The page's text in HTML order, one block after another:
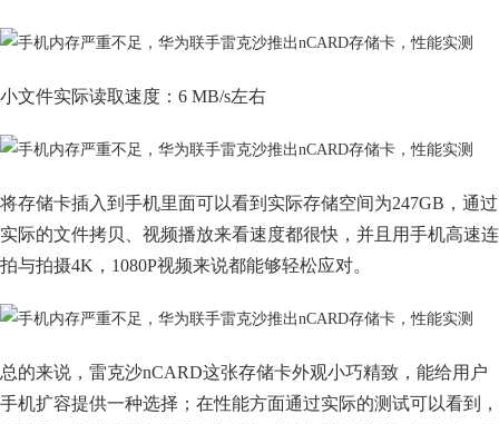
小文件实际读取速度：6 MB/s左右
将存储卡插入到手机里面可以看到实际存储空间为247GB，通过
实际的文件拷贝、视频播放来看速度都很快，并且用手机高速连
拍与拍摄4K，1080P视频来说都能够轻松应对。
总的来说，雷克沙nCARD这张存储卡外观小巧精致，能给用户
手机扩容提供一种选择；在性能方面通过实际的测试可以看到，